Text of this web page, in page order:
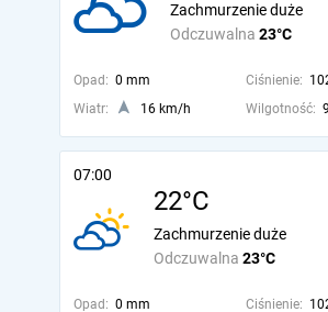
Odczuwalna 23°C
Zachmurzenie duże
Opad: 0 mm Ciśnienie:
Wiatr:
16 km/h Wilgotność:
07:00
22°C
Odczuwalna 23°C
Zachmurzenie duże
Opad: 0 mm Ciśnienie: